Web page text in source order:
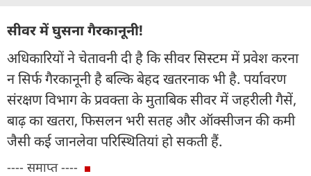
सीवर में घुसना गैरकानूनी!
अधिकारियों ने चेतावनी दी है कि सीवर सिस्टम में प्रवेश करना
न सिर्फ गैरकानूनी है बल्कि बेहद खतरनाक भी है. पर्यावरण
संरक्षण विभाग के प्रवक्ता के मुताबिक सीवर में जहरीली गैसें,
बाढ़ का खतरा, फिसलन भरी सतह और ऑक्सीजन की कमी
जैसी कई जानलेवा परिस्थितियां हो सकती हैं.
---- समाप्त ----